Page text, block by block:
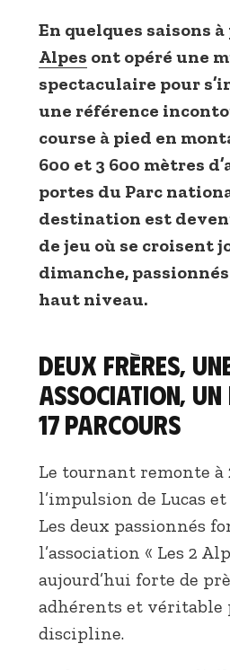
En quelques saisons à
Alpes ont opéré une
spectaculaire pour
une référence
course à pied en
600 et 3 600 mètres
portes du Parc
destination est
de jeu où se croisent
dimanche,
haut niveau.
Deux frères,
association, un
17 parcours
Le tournant remonte à
l’impulsion de Lucas
Les deux passionnés
l’association « Les 2
aujourd’hui forte de
adhérents et véritable
discipline.